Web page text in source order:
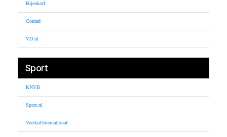
Bijenkorf
Conrad
VD.nl
Sport
KNVB
Sport.nl
Voetbal International